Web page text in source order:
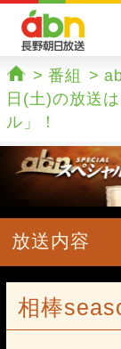
ホーム
番組
日(土)の放送
ル」！
放送内容
相棒